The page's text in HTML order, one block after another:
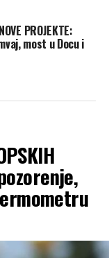
PROJEKTE:
most u Docu i